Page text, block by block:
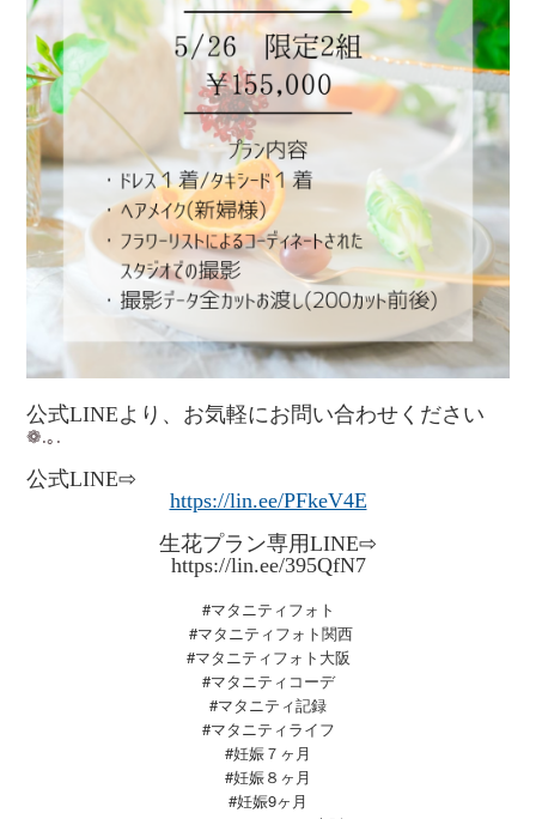
公式LINEより、お気軽にお問い合わせください
❁.｡.
公式LINE⇨
https://lin.ee/PFkeV4E
生花プラン専用LINE⇨
https://lin.ee/395QfN7
#マタニティフォト
#マタニティフォト関西
#マタニティフォト大阪
#マタニティコーデ
#マタニティ記録
#マタニティライフ
#妊娠７ヶ月
#妊娠８ヶ月
#妊娠9ヶ月